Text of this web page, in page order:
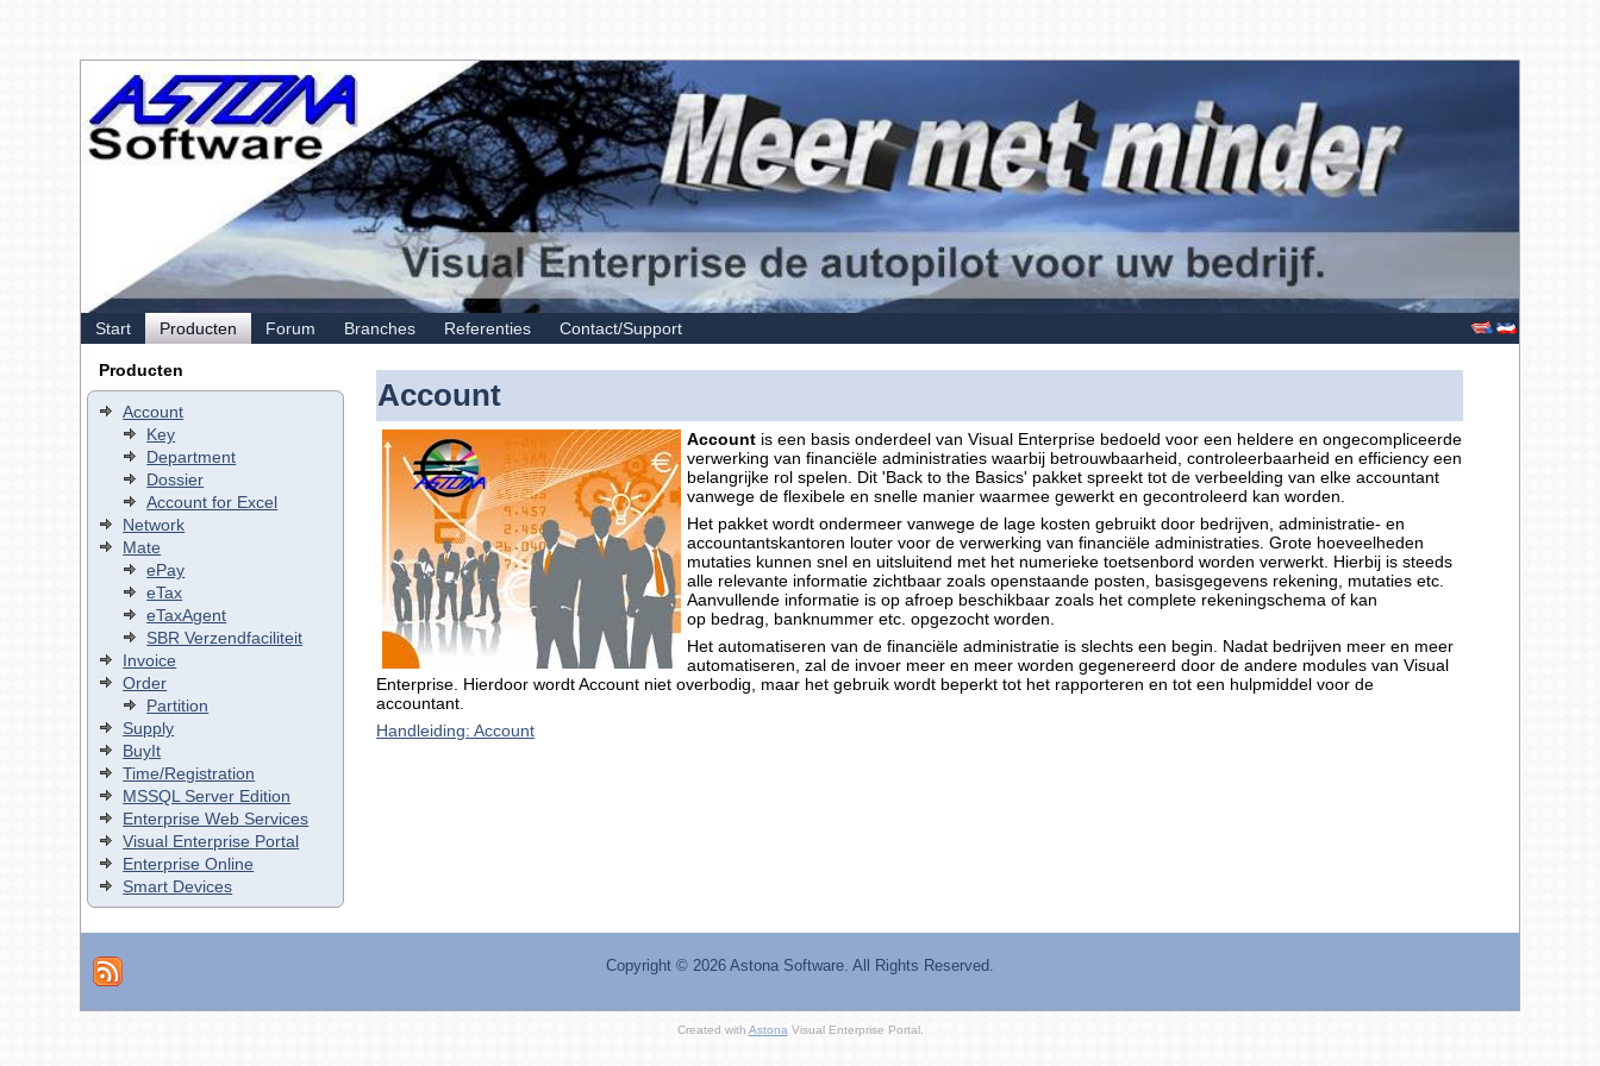
Start Producten Forum Branches Referenties Contact/Support
Producten
Account
Key
Department
Dossier
Account for Excel
Network
Mate
ePay
eTax
eTaxAgent
SBR Verzendfaciliteit
Invoice
Order
Partition
Supply
BuyIt
Time/Registration
MSSQL Server Edition
Enterprise Web Services
Visual Enterprise Portal
Enterprise Online
Smart Devices
Account
Account is een basis onderdeel van Visual Enterprise bedoeld voor een heldere en ongecompliceerde
verwerking van financiële administraties waarbij betrouwbaarheid, controleerbaarheid en efficiency een
belangrijke rol spelen. Dit 'Back to the Basics' pakket spreekt tot de verbeelding van elke accountant
vanwege de flexibele en snelle manier waarmee gewerkt en gecontroleerd kan worden.
Het pakket wordt ondermeer vanwege de lage kosten gebruikt door bedrijven, administratie- en
accountantskantoren louter voor de verwerking van financiële administraties. Grote hoeveelheden
mutaties kunnen snel en uitsluitend met het numerieke toetsenbord worden verwerkt. Hierbij is steeds
alle relevante informatie zichtbaar zoals openstaande posten, basisgegevens rekening, mutaties etc.
Aanvullende informatie is op afroep beschikbaar zoals het complete rekeningschema of kan
op bedrag, banknummer etc. opgezocht worden.
Het automatiseren van de financiële administratie is slechts een begin. Nadat bedrijven meer en meer
automatiseren, zal de invoer meer en meer worden gegenereerd door de andere modules van Visual
Enterprise. Hierdoor wordt Account niet overbodig, maar het gebruik wordt beperkt tot het rapporteren en tot een hulpmiddel voor de
accountant.
Handleiding: Account
Copyright © 2026 Astona Software . All Rights Reserved.
Created with Astona Visual Enterprise Portal.